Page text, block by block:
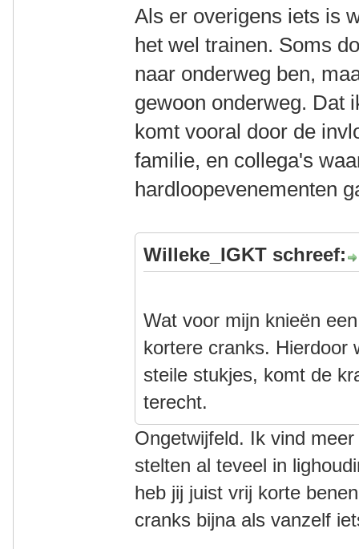
Als er overigens iets is
het wel trainen. Soms
naar onderweg ben,
gewoon onderweg. Dat
komt vooral door de
familie, en collega's
hardloopevenementen
Willeke_IGKT schreef:
Wat voor mijn knieën
kortere cranks. Hierdoor
steile stukjes, komt de
terecht.
Ongetwijfeld. Ik vind
stelten al teveel in
heb jij juist vrij korte
cranks bijna als vanzelf